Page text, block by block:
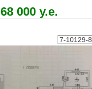
68 000 у.е.
7-10129-8